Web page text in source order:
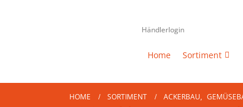
Händlerlogin
Home Sortiment
HOME SORTIMENT ACKERBAU,